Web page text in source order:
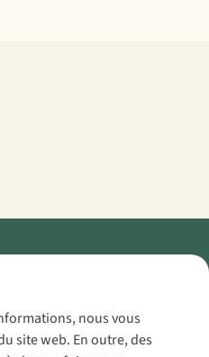
nous vous
site web. En outre, des